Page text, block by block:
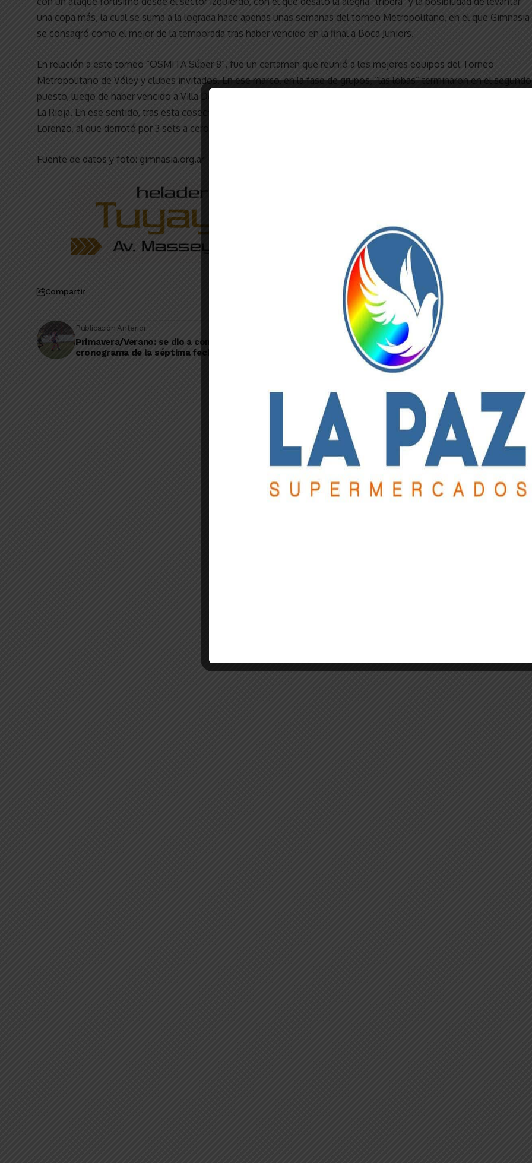
una copa más, la cual se suma a la lograda hace apenas unas semanas del torneo Metropolitano, en el que Gimnasia
se consagró como el mejor de la temporada tras haber vencido en la final a Boca Juniors.
En relación a este torneo “OSMITA Súper 8”, fue un certamen que reunió a los mejores equipos del Torneo
Metropolitano de Vóley y clubes invitados. En ese marco, en la fase de grupos, “las lobas” terminaron en el segundo
puesto, luego de haber vencido a Villa Dora y Estudiantes de La Plata, y de haber caído en tie-break frente al CEF de
La Rioja. En ese sentido, tras esta cosecha, Gimnasia se enfrentó en semifinales con el primero del Grupo B, San
Lorenzo, al que derrotó por 3 sets a cero, con parciales de 25-18, 25-17.
Fuente de datos y foto: gimnasia.org.ar
Compartir
Publicación Anterior
Primavera/Verano: se dio a conocer el
cronograma de la séptima fecha
Publicación Siguiente
En Lincoln: se inauguraron las 25 viviendas de
autoconstrucción de Cáritas